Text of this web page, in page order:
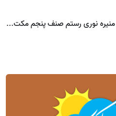
منیره نوری رستم صنف پنجم مکت...